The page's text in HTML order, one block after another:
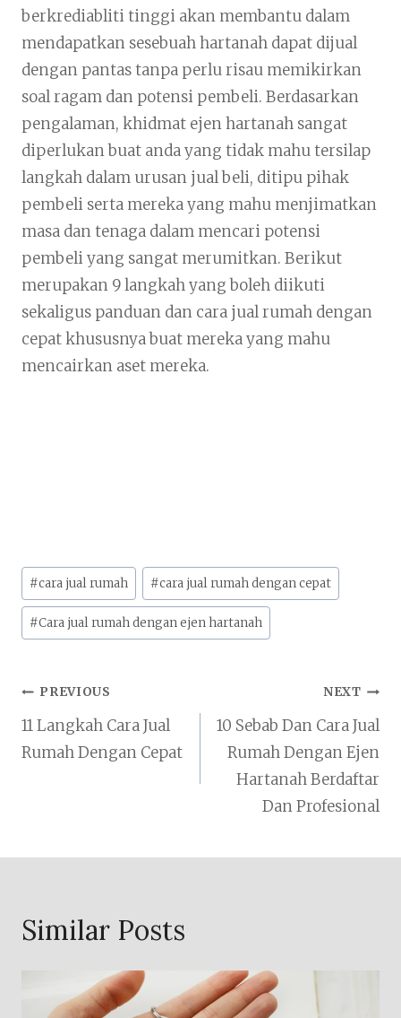
berkrediabliti tinggi akan membantu dalam
mendapatkan sesebuah hartanah dapat dijual
dengan pantas tanpa perlu risau memikirkan
soal ragam dan potensi pembeli. Berdasarkan
pengalaman, khidmat ejen hartanah sangat
diperlukan buat anda yang tidak mahu tersilap
langkah dalam urusan jual beli, ditipu pihak
pembeli serta mereka yang mahu menjimatkan
masa dan tenaga dalam mencari potensi
pembeli yang sangat merumitkan. Berikut
merupakan 9 langkah yang boleh diikuti
sekaligus panduan dan cara jual rumah dengan
cepat khususnya buat mereka yang mahu
mencairkan aset mereka.
Post
Tags:
#cara jual rumah #cara jual rumah dengan cepat
#Cara jual rumah dengan ejen hartanah
Post
navigation
PREVIOUS
11 Langkah Cara Jual
Rumah Dengan Cepat
NEXT
10 Sebab Dan Cara Jual
Rumah Dengan Ejen
Hartanah Berdaftar
Dan Profesional
Similar Posts